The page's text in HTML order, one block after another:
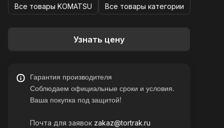
Все товары KOMATSU Все товары категории
Узнать цену
Гарантия производителя
Соблюдаем официальные сроки и условия.
Ваша покупка под защитой!
Почта для заявок zakaz@tortrak.ru